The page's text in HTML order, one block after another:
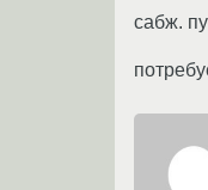
сабж.